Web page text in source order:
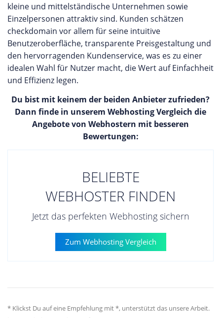
kleine und mittelständische Unternehmen sowie
Einzelpersonen attraktiv sind. Kunden schätzen
checkdomain vor allem für seine intuitive
Benutzeroberfläche, transparente Preisgestaltung und
den hervorragenden Kundenservice, was es zu einer
idealen Wahl für Nutzer macht, die Wert auf Einfachheit
und Effizienz legen.
Du bist mit keinem der beiden Anbieter zufrieden?
Dann finde in unserem Webhosting Vergleich die
Angebote von Webhostern mit besseren
Bewertungen:
BELIEBTE
WEBHOSTER FINDEN
Jetzt das perfekten Webhosting sichern
Zum Webhosting Vergleich
* Klickst Du auf eine Empfehlung mit *, unterstützt das unsere Arbeit.